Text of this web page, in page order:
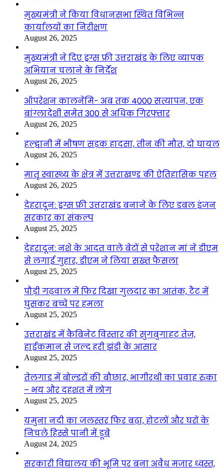
मुख्यमंत्री ने किया विधानसभा स्थित विभिन्न
कार्यालयों का निरीक्षण
August 26, 2025
मुख्यमंत्री ने दिए ड्रग्स फ्री उत्तराखंड के लिए व्यापक
अभियान चलाने के निर्देश
August 26, 2025
ऑपरेशन कालनेमि- अब तक 4000 सत्यापन, एक
बांग्लादेशी समेत 300 से अधिक गिरफ्तार
August 26, 2025
हल्द्वानी में भीषण सड़क हादसा, तीन की मौत, दो घायल
August 26, 2025
मातृ स्वास्थ्य के क्षेत्र में उत्तराखण्ड की ऐतिहासिक पहल
August 26, 2025
देहरादून: ड्रग्स फ्री उत्तराखंड बनाने के लिए डबल इंजन
सरकार का संकल्प
August 25, 2025
देहरादून: नशे के आदत वाले बेटों से परेशान मां ने डीएम
से लगाई गुहार, डीएम ने लिया सख्त फैसला
August 25, 2025
पौड़ी गढ़वाल में फिर दिखा गुलदार का आतंक, टैंट में
घुसकर बच्चे पर हमला
August 25, 2025
उत्तराखंड में कैबिनेट विस्तार की सुगबुगाहट तेज,
हाईकमान से जल्द हरी झंडी के आसार
August 25, 2025
तेलगाड में बोल्डरों की बौछार, भागीरथी का प्रवाह रुका
– भय और दहशत में लोग
August 25, 2025
यमुना नदी का जलस्तर फिर बढ़ा, होटलों और घरों के
निचले हिस्से पानी में डूबे
August 24, 2025
सरकारी विद्यालय की भूमि पर बना अवैध मजार ध्वस्त,